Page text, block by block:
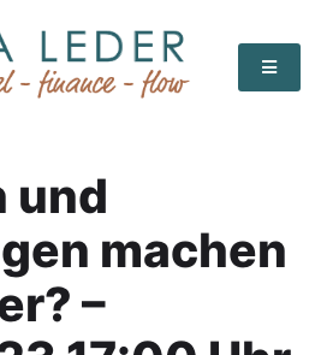
und
machen
–